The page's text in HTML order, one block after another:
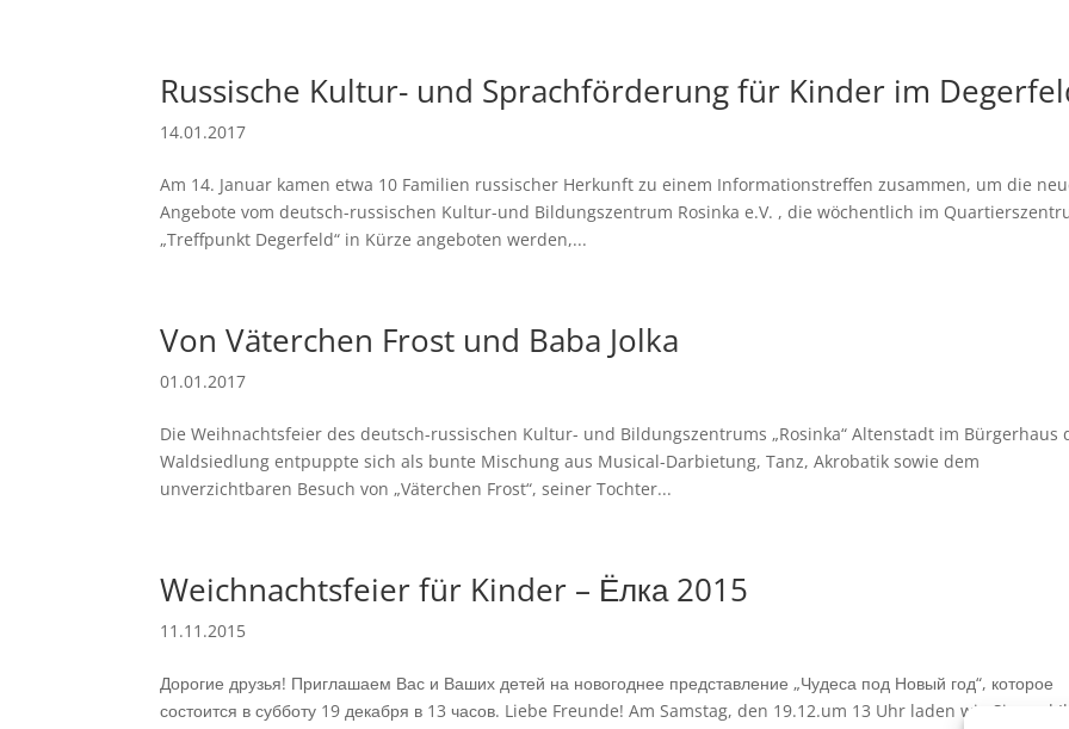
Russische Kultur- und Sprachförderung für Kinder im
14.01.2017
Am 14. Januar kamen etwa 10 Familien russischer Herkunft zu einem Informationstreffen zusammen, um die
Angebote vom deutsch-russischen Kultur-und Bildungszentrum Rosinka e.V. , die wöchentlich im
„Treffpunkt Degerfeld“ in Kürze angeboten werden,...
Von Väterchen Frost und Baba Jolka
01.01.2017
Die Weihnachtsfeier des deutsch-russischen Kultur- und Bildungszentrums „Rosinka“ Altenstadt im Bürgerhaus
Waldsiedlung entpuppte sich als bunte Mischung aus Musical-Darbietung, Tanz, Akrobatik sowie dem
unverzichtbaren Besuch von „Väterchen Frost“, seiner Tochter...
Weichnachtsfeier für Kinder – Ёлка 2015
11.11.2015
Дорогие друзья! Приглашаем Вас и Ваших детей на новогоднее представление „Чудеса под Новый год“, которое
состоится в субботу 19 декабря в 13 часов. Liebe Freunde! Am Samstag, den 19.12.um 13 Uhr laden wie Sie und